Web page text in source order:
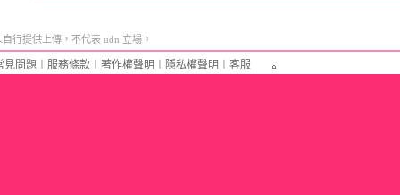
行提供上傳，不代表 udn 立場。
見問題 服務條款 著作權聲明 隱私權聲明 客服